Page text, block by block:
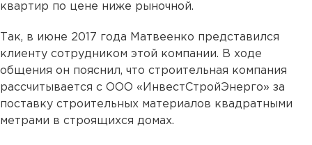
квартир по цене ниже рыночной.
Так, в июне 2017 года Матвеенко представился
клиенту сотрудником этой компании. В ходе
общения он пояснил, что строительная компания
рассчитывается с ООО «ИнвестСтройЭнерго» за
поставку строительных материалов квадратными
метрами в строящихся домах.